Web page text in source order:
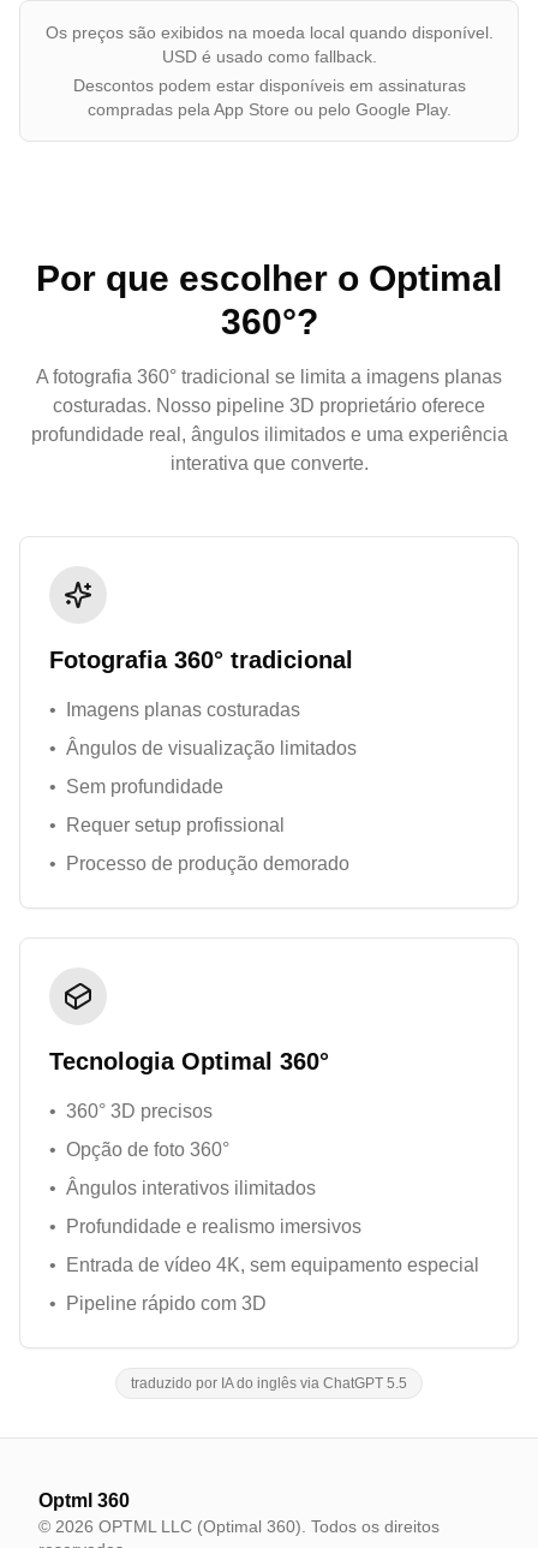
Os preços são exibidos na moeda local quando disponível.
USD é usado como fallback.
Descontos podem estar disponíveis em assinaturas
compradas pela App Store ou pelo Google Play.
Por que escolher o Optimal
360°?
A fotografia 360° tradicional se limita a imagens planas
costuradas. Nosso pipeline 3D proprietário oferece
profundidade real, ângulos ilimitados e uma experiência
interativa que converte.
Fotografia 360° tradicional
•
Imagens planas costuradas
• Ângulos de visualização limitados
• Sem profundidade
•
Requer setup profissional
•
Processo de produção demorado
Tecnologia Optimal 360°
• 360° 3D precisos
• Opção de foto 360°
• Ângulos interativos ilimitados
•
Profundidade e realismo imersivos
•
Entrada de vídeo 4K, sem equipamento especial
•
Pipeline rápido com 3D
traduzido por IA do inglês via ChatGPT 5.5
Optml 360
© 2026 OPTML LLC (Optimal 360). Todos os direitos